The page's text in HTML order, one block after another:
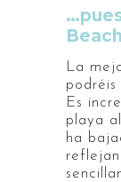
La
Es
playa
ha